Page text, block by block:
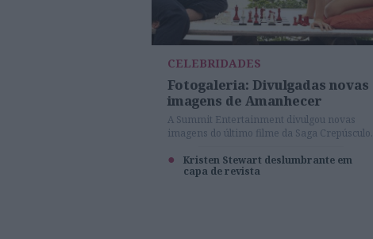
CELEBRIDADES
Fotogaleria: Divulgadas novas
imagens de Amanhecer
A Summit Entertainment divulgou novas
imagens do último filme da Saga Crepúsculo.
Kristen Stewart deslumbrante em
capa de revista